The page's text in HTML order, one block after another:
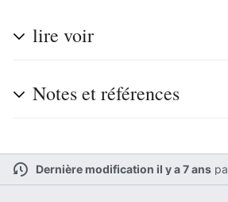
lire voir
Notes et références
Dernière modification il y a 7 ans